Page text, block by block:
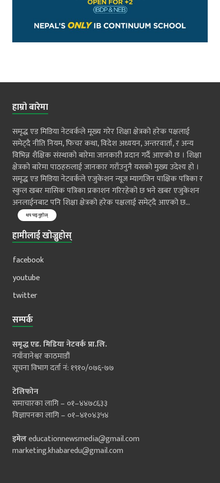
हाम्रो बारेमा
समृद्ध एड मिडिया नेटवर्कले मूख्य गरेर शिक्षा क्षेत्रको हरेक पक्षलाई
समेट्दै नीति नियम, फिचर कथा, विदेश अध्ययन, अन्तरवार्ता, र अन्य
विभिन्न शैक्षिक संस्थाको बारेमा जानकारी प्रदान गर्दै आएको छ । शिक्षा
क्षेत्रको बारेमा पाठहरुलाई जानकार गराँउनुनै यसको मुख्य उदेश्य हो ।
समृद्ध एड मिडिया नेटवर्कले एजुकेशन न्यूज म्यागजिन पाक्षिक पत्रिका र
स्कुल खबर मासिक पत्रिका प्रकाशन गरिरहेको छ भने खबर एजुकेशन
अनलाईनबाट पनि शिक्षा क्षेत्रको हरेक पक्षलाई समेट्दै आएको छ...
थप पढ्नुहोस्
हामीलाई खोज्नुहोस्
facebook
youtube
twitter
सम्पर्क
समृद्ध एड. मिडिया नेटवर्क प्रा.लि.
नयाँवानेश्वर काठमाडौं
सूचना विभाग दर्ता नं: १९१०/०७६-७७
टेलिफोन
समाचारका लागि – ०१–४४७८६३३
विज्ञापनका लागि – ०१–४१०४३५४
इमेलeducationnewsmedia@gmail.com
marketing.khabaredu@gmail.com